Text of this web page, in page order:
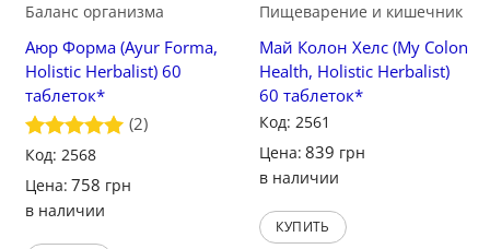
Баланс организма
Аюр Форма (Ayur Forma,
Holistic Herbalist) 60
таблеток*
Оценка
(2)
Код: 2568
Цена: 758 грн
в наличии
Пищеварение и кишечник
Май Колон Хелс (My Colon
Health, Holistic Herbalist)
60 таблеток*
Код: 2561
Цена: 839 грн
в наличии
КУПИТЬ